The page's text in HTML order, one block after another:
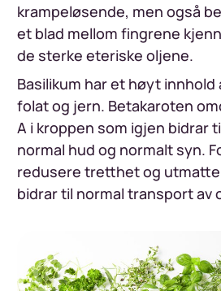
krampeløsende, men også
et blad mellom fingrene
de sterke eteriske oljene.
Basilikum har et høyt
folat og jern. Betakaroten
A i kroppen som igjen bidrar
normal hud og normalt syn.
redusere tretthet og
bidrar til normal transport av